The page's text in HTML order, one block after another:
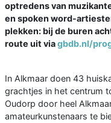
optredens van
en spoken word-
plekken: bij de buren
route uit viagbdb.nl/
In Alkmaar doen 43
grachtjes in het centrum
Oudorp door heel
amateurkunstenaars te